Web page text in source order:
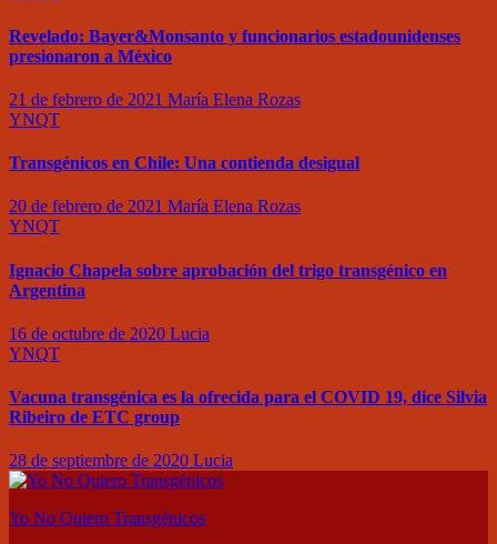
Revelado: Bayer&Monsanto y funcionarios estadounidenses
presionaron a México
21 de febrero de 2021 María Elena Rozas
YNQT
Transgénicos en Chile: Una contienda desigual
20 de febrero de 2021 María Elena Rozas
YNQT
Ignacio Chapela sobre aprobación del trigo transgénico en
Argentina
16 de octubre de 2020 Lucia
YNQT
Vacuna transgénica es la ofrecida para el COVID 19, dice Silvia
Ribeiro de ETC group
28 de septiembre de 2020 Lucia
Yo No Quiero Transgénicos